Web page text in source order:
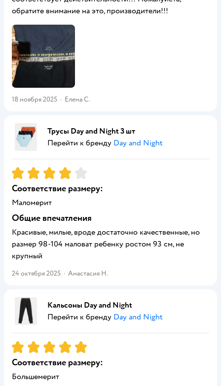
обратите внимание на это, производители!!!
18 ноября 2025 · Елена С.
Трусы Day and Night 3 шт
Перейти к бренду Day and Night
Рейтинг:4
Соответствие размеру:
Маломерит
Общие впечатления
Красивые, милые, вроде достаточно качественные, но
размер 98-104 маловат ребенку ростом 93 см, не
крупный
24 октября 2025 · Анастасия Н.
Кальсоны Day and Night
Перейти к бренду Day and Night
Рейтинг:5
Соответствие размеру:
Большемерит